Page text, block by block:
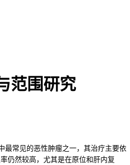
范围研究
常见的恶性肿瘤之一，其治疗主要依
仍然较高，尤其是在原位和肝内复